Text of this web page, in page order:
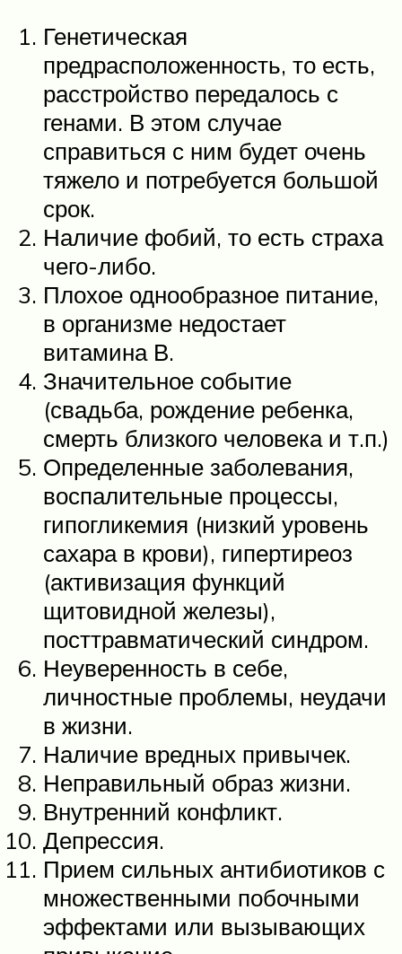
Генетическая
предрасположенность, то есть,
расстройство передалось с
генами. В этом случае
справиться с ним будет очень
тяжело и потребуется большой
срок.
Наличие фобий, то есть страха
чего-либо.
Плохое однообразное питание,
в организме недостает
витамина В.
Значительное событие
(свадьба, рождение ребенка,
смерть близкого человека и т.п.)
Определенные заболевания,
воспалительные процессы,
гипогликемия (низкий уровень
сахара в крови), гипертиреоз
(активизация функций
щитовидной железы),
посттравматический синдром.
Неуверенность в себе,
личностные проблемы, неудачи
в жизни.
Наличие вредных привычек.
Неправильный образ жизни.
Внутренний конфликт.
Депрессия.
Прием сильных антибиотиков с
множественными побочными
эффектами или вызывающих